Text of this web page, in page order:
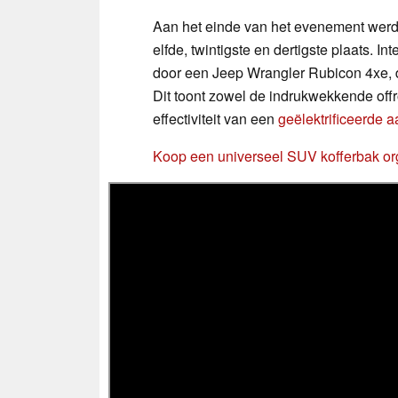
Aan het einde van het evenement
elfde, twintigste en dertigste plaats.
door een Jeep Wrangler Rubicon
Dit toont zowel de indrukwekkende
effectiviteit van een geëlektrificeerde
Koop een universeel SUV kofferbak